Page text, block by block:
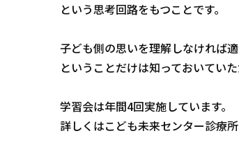
という思考回路をもつことです。
子ども側の思いを理解しなければ
ということだけは知っておいていた
学習会は年間4回実施しています。
詳しくはこども未来センター診療